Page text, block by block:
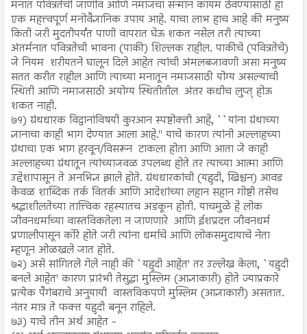
मनात पवित्रतेची जाणीव आणि नमाजचा सन्मान कायम ठेवण्यासाठी हा
एक महत्त्वपूर्ण मनोवैज्ञानिक उपाय आहे. याचा लाभ हाच आहे की मनुष्य
किती जरी मुदतीपर्यंत पाणी वापरात घेऊ शकत नसेल तरी त्याच्या
अंतर्मनात पवित्रतेची भावना (पाकी) शिल्लक राहील. पाकीचे (पवित्रतेचे)
जे नियम शरीयतने घालून दिले आहेत त्यांची अंमलबजावणी असा मनुष्य
सतत करीत राहील आणि त्याच्या मनातून नमाजसाठी योग्य असल्याची
स्थिती आणि नमाजसाठी अयोग्य स्थितीतील अंतर कधीच लुप्त् होऊ
शकत नाही.
७१) ग्रंथधारक विद्वानांविषयी कुरआन स्पष्टोक्ती आहे, ``यांना ग्रंथाच्या
ज्ञानाचा काही भाग देण्यात आला आहे.'' याचे कारण त्यांनी अल्लाहच्या
ग्रंथाचा एक भाग हरवून/विसरून टाकला होता आणि आता जे काही
अल्लाहच्या ग्रंथातून त्यांच्याजवळ उपलब्ध होते तर त्याच्या आत्मा आणि
उद्देशापासून ते अनभिज्ञ झाले होते. ग्रंथधारकांची (यहुदी, खिश्चन) आवड
केवळ शाब्दिक तर्क वितर्क आणि आदेशांच्या लहान सहान गोष्टी तसेच
श्रद्धाशीलतेच्या तात्त्विक रहस्यातच अडकून होती. याचमुळे हे लोक
जीवनधर्माच्या वास्तविकतेला न जाणणारे आणि ईशप्रदत्त जीवनधर्म
प्रणालीपासून कोरे होते जरी त्यांना धर्माचे आणि लोकसमुदायाचे नेता
म्हणून ओळखले जात होते.
७२) असे सांगितले गेले नाही की `यहुदी आहेत' तर उल्लेख केला, `यहुदी
बनले आहेत' कारण प्रारंभी तेसुद्धा मुस्लिम (आज्ञाकारी) होते ज्याप्रकारे
प्रत्येक पैगंबराचे अनुयायी वास्तविकपणे मुस्लिम (आज्ञाकारी) असतात.
नंतर मात्र ते फक्त यहुदी बनून राहिले.
७३) याचे तीन अर्थ आहेत -